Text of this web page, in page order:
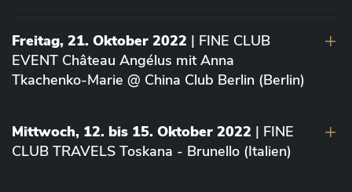
Freitag, 21. Oktober 2022 | FINE CLUB
EVENT Château Angélus mit Anna
Tkachenko-Marie @ China Club Berlin (Berlin)
Mittwoch, 12. bis 15. Oktober 2022 | FINE
CLUB TRAVELS Toskana - Brunello (Italien)